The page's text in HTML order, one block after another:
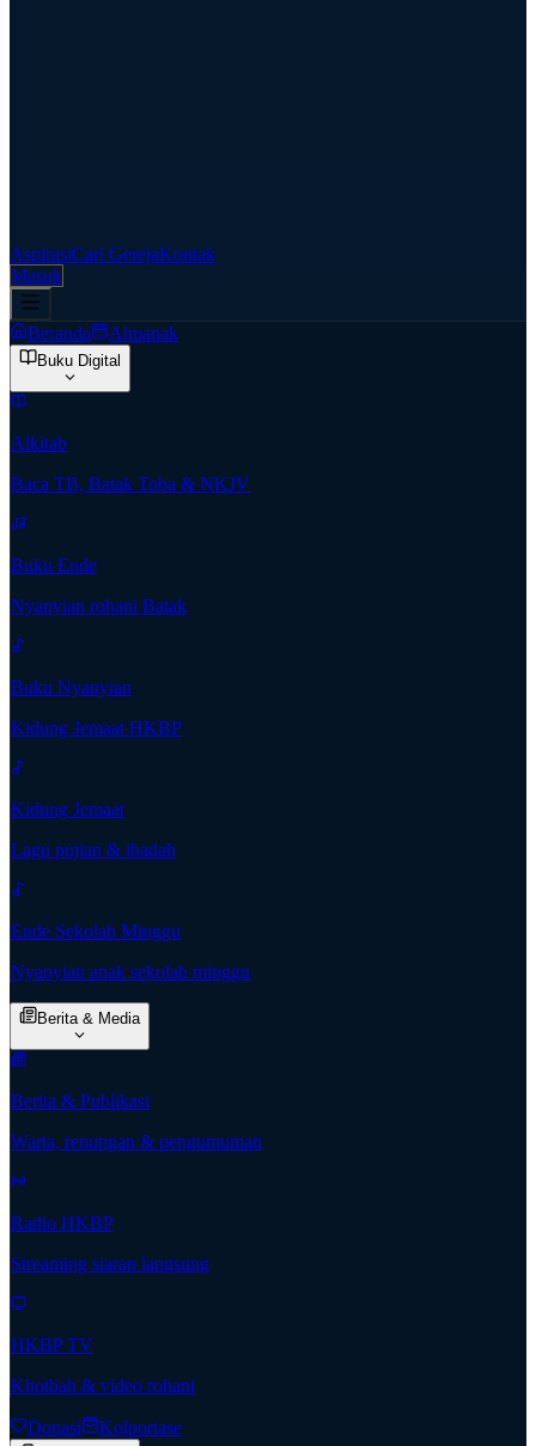
AspirasiCari GerejaKontak
Masuk
Beranda Almanak
Buku Digital
Alkitab
Baca TB, Batak Toba & NKJV
Buku Ende
Nyanyian rohani Batak
Buku Nyanyian
Kidung Jemaat HKBP
Kidung Jemaat
Lagu pujian & ibadah
Ende Sekolah Minggu
Nyanyian anak sekolah minggu
Berita & Media
Berita & Publikasi
Warta, renungan & pengumuman
Radio HKBP
Streaming siaran langsung
HKBP TV
Khotbah & video rohani
Donasi Kolportase